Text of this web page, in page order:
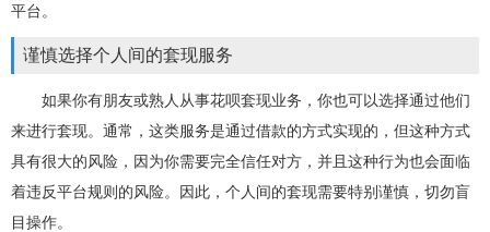
平台。
谨慎选择个人间的套现服务
如果你有朋友或熟人从事花呗套现业务，你也可以选择通过他们
来进行套现。通常，这类服务是通过借款的方式实现的，但这种方式
具有很大的风险，因为你需要完全信任对方，并且这种行为也会面临
着违反平台规则的风险。因此，个人间的套现需要特别谨慎，切勿盲
目操作。